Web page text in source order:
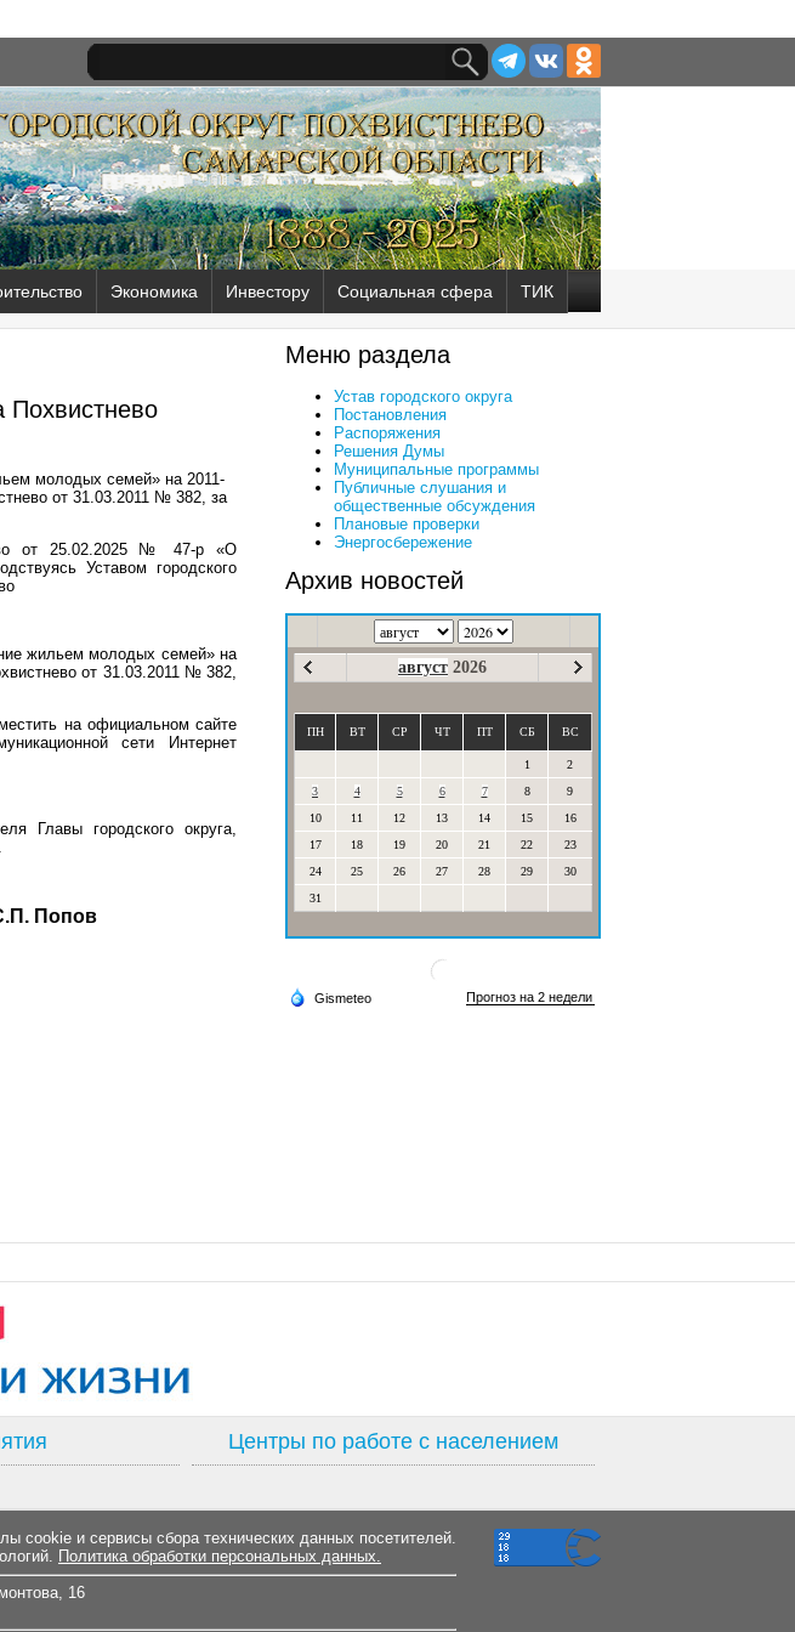
Экономика Инвестору Социальная сфера ТИК
Похвистнево
молодых семей» на 2011-
от 31.03.2011 № 382, за
от 25.02.2025 № 47-р «О
Уставом городского
жильем молодых семей» на
от 31.03.2011 № 382,
на официальном сайте
сети Интернет
Главы городского округа,
Меню раздела
Устав городского округа
Постановления
Распоряжения
Решения Думы
Муниципальные программы
Публичные слушания и
общественные обсуждения
Плановые проверки
Энергосбережение
Архив новостей
август 2026
ПН ВТ СР ЧТ ПТ СБ ВС
1
2
3
4 5 6 7 8
9
10
11 12 13 14 15
16
17
18 19 20 21 22
23
24
25 26 27 28 29
30
31
Центры по работе с населением
cookie и сервисы сбора технических данных посетителей.
Политика обработки персональных данных.
16